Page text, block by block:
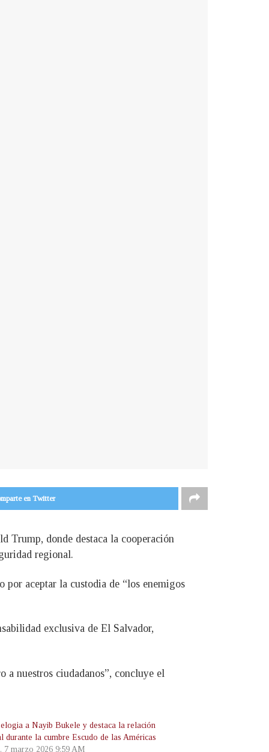
en Twitter
Trump, donde destaca la cooperación
regional.
por aceptar la custodia de “los enemigos
exclusiva de El Salvador,
a nuestros ciudadanos”, concluye el
a Nayib Bukele y destaca la relación
durante la cumbre Escudo de las Américas
7 marzo 2026 9:59 AM